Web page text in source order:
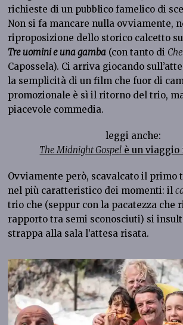
richieste di un pubblico famelico di
Non si fa mancare nulla ovviamente,
riproposizione dello storico calcetto
Tre uomini e una gamba (con tanto di
Capossela). Ci arriva giocando
la semplicità di un film che fuor di
promozionale è sì il ritorno del trio,
piacevole commedia.
leggi anche:
The Midnight Gospel è un viaggio
Ovviamente però, scavalcato il primo
nel più caratteristico dei momenti: il
trio che (seppur con la pacatezza che
rapporto tra semi sconosciuti) si
strappa alla sala l’attesa risata.